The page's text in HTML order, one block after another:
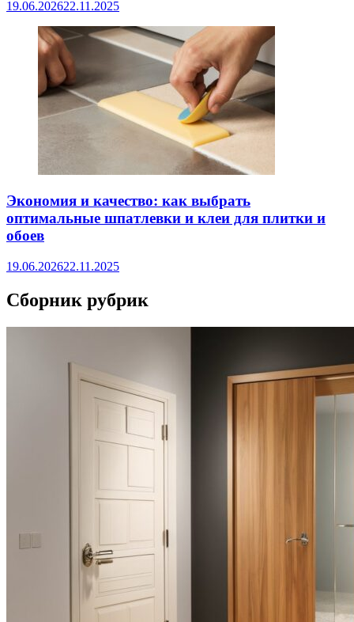
19.06.202622.11.2025
Экономия и качество: как выбрать
оптимальные шпатлевки и клеи для плитки и
обоев
19.06.202622.11.2025
Сборник рубрик